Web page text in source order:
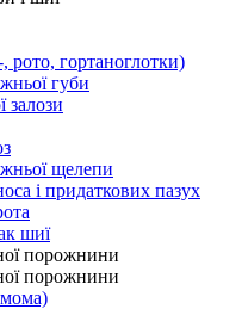
рото, гортаноглотки)
губи
залози
щелепи
і придаткових пазух
шиї
порожнини
порожнини